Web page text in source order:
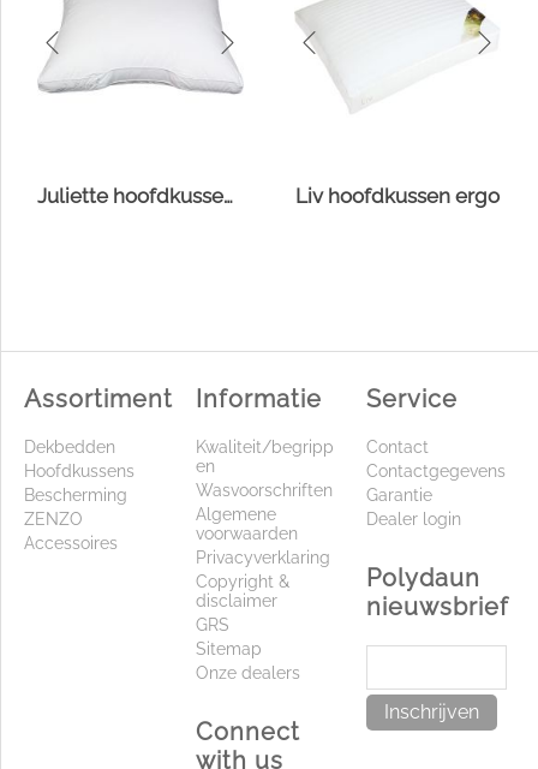
Juliette hoofdkussen Suprelle® Protect Liv hoofdkussen ergo
Assortiment
Dekbedden
Hoofdkussens
Bescherming
ZENZO
Accessoires
Informatie
Kwaliteit/begripp
en
Wasvoorschriften
Algemene
voorwaarden
Privacyverklaring
Copyright &
disclaimer
GRS
Sitemap
Onze dealers
Connect
with us
Service
Contact
Contactgegevens
Garantie
Dealer login
Polydaun
nieuwsbrief
Inschrijven